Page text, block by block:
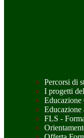
Percorsi di
I progetti
Educazione
FLS -